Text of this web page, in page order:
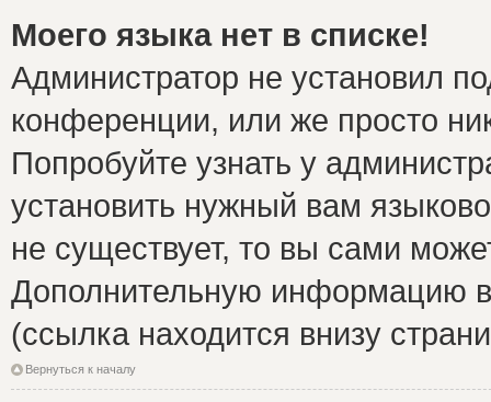
Моего языка нет в списке!
Администратор не установил
конференции, или же просто
Попробуйте узнать у
установить нужный вам
не существует, то вы сами
Дополнительную информацию
(ссылка находится внизу
Вернуться к началу